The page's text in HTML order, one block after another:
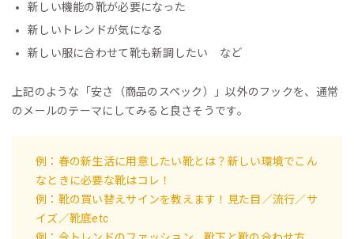
新しい機能の靴が必要になった
新しいトレンドが気になる
新しい服に合わせて靴も新調したい など
上記のような「安さ（商品のスペック）」以外のフックを、通常
のメールのテーマにしてみると良さそうです。
例：春の新生活に用意したい靴とは？新しい環境でこん
なときに必要な靴はコレ！
例：靴の買い替えサインを教えます！見た目／流行／サ
イズ／靴底etc